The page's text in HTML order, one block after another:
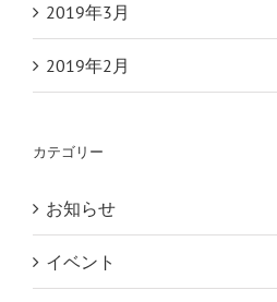
2019年3月
2019年2月
カテゴリー
お知らせ
イベント